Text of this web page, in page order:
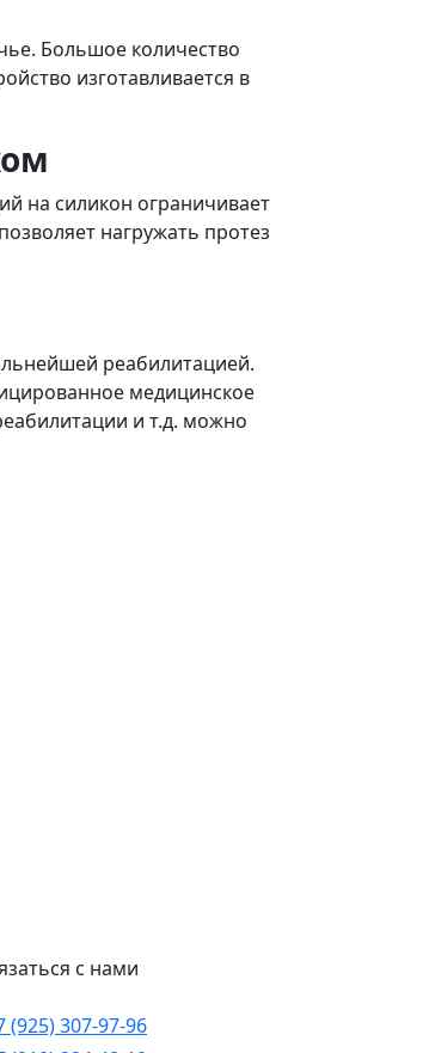
Большое количество
изготавливается в
на силикон ограничивает
нагружать протез
реабилитацией.
медицинское
и т.д. можно
с нами
(925) 307-97-96